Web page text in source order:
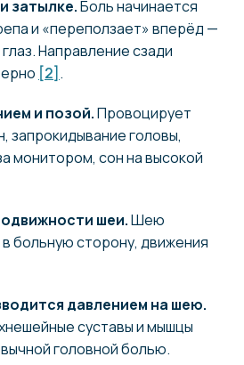
затылке.Боль начинается
и «переползает» вперёд —
глаз. Направление сзади
[2] .
и позой.Провоцирует
запрокидывание головы,
монитором, сон на высокой
шеи.Шею
больную сторону, движения
давлением на шею.
суставы и мышцы
головной болью.